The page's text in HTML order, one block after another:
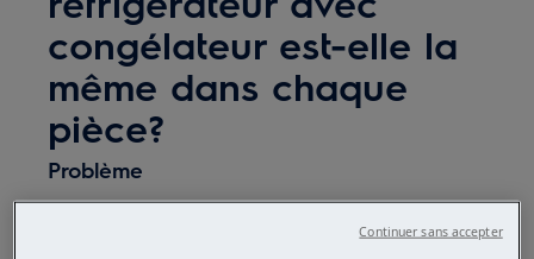
congélateur est-elle la
même dans chaque
pièce?
Problème
congélateur est-elle la même dans chaque
Continuer sans accepter